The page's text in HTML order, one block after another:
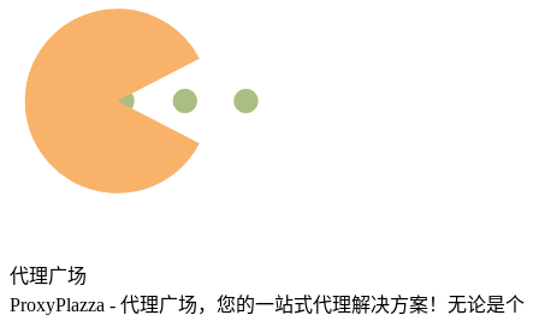
代理广场
ProxyPlazza - 代理广场，您的一站式代理解决方案！无论是个